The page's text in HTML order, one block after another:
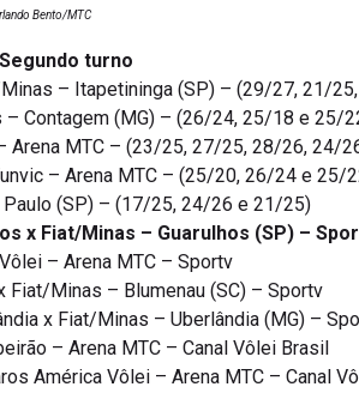
Bento/MTC
turno
– Itapetininga (SP) – (29/27, 21/
Contagem (MG) – (26/24, 25/18 e 25/
Arena MTC – (23/25, 27/25, 28/26, 24/
– Arena MTC – (25/20, 26/24 e 25/
(SP) – (17/25, 24/26 e 21/25)
x Fiat/Minas – Guarulhos (SP) –
– Arena MTC – Sportv
Minas – Blumenau (SC) – Sportv
x Fiat/Minas – Uberlândia (MG) –
– Arena MTC – Canal Vôlei Brasil
América Vôlei – Arena MTC – Canal